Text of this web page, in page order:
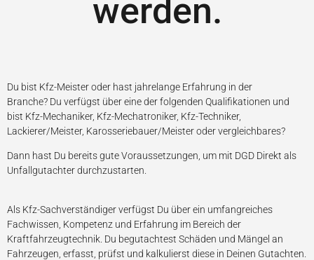
werden.
Du bist Kfz-Meister oder hast jahrelange Erfahrung in der
Branche? Du verfügst über eine der folgenden Qualifikationen und
bist Kfz-Mechaniker, Kfz-Mechatroniker, Kfz-Techniker,
Lackierer/Meister, Karosseriebauer/Meister oder vergleichbares?
Dann hast Du bereits gute Voraussetzungen, um mit DGD Direkt als
Unfallgutachter durchzustarten.
Als Kfz-Sachverständiger verfügst Du über ein umfangreiches
Fachwissen, Kompetenz und Erfahrung im Bereich der
Kraftfahrzeugtechnik. Du begutachtest Schäden und Mängel an
Fahrzeugen, erfasst, prüfst und kalkulierst diese in Deinen Gutachten.